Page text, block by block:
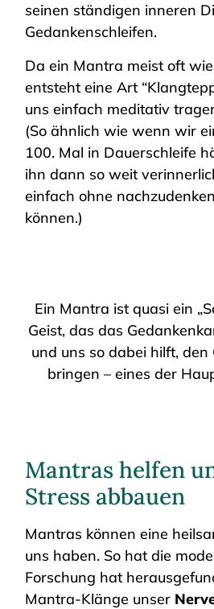
seinen ständigen inneren
Gedankenschleifen.
Da ein Mantra meist oft
entsteht eine Art
uns einfach meditativ
(So ähnlich wie wenn wir
100. Mal in Dauerschleife
ihn dann so weit
einfach ohne
können.)
Ein Mantra ist quasi ein
Geist, das das
und uns so dabei hilft, den
bringen – eines der
Mantras helfen
Stress abbauen
Mantras können eine
uns haben. So hat die
Forschung hat
Mantra-Klänge unser